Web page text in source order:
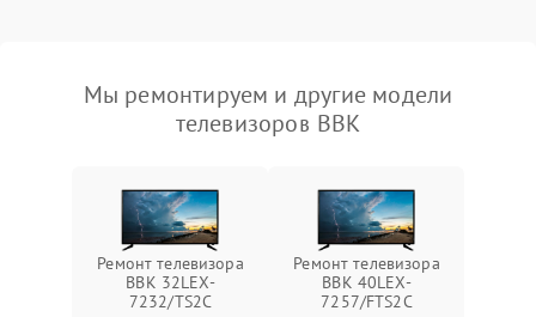
Мы ремонтируем и другие модели
телевизоров BBK
Ремонт телевизора
BBK 32LEX-
7232/TS2C
Ремонт телевизора
BBK 40LEX-
7257/FTS2C